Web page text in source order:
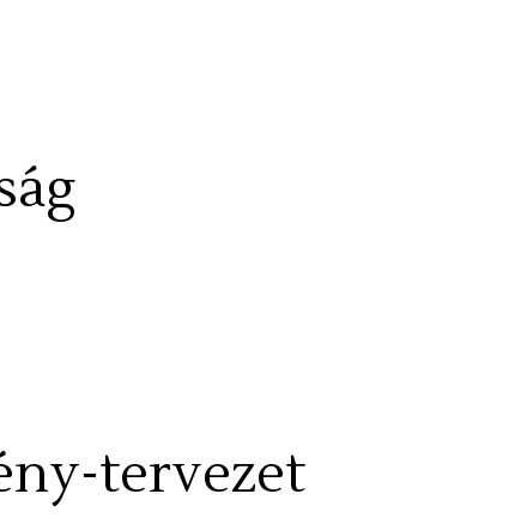
tervezet